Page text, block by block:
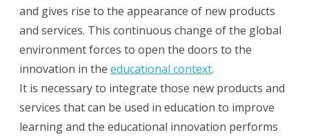
and gives rise to the appearance of new products
and services. This continuous change of the global
environment forces to open the doors to the
innovation in the educational context.
It is necessary to integrate those new products and
services that can be used in education to improve
learning and the educational innovation performs